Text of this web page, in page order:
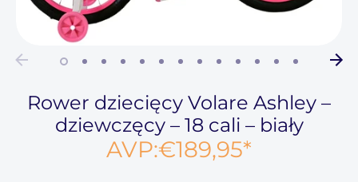
Rower dziecięcy Volare Ashley –
dziewczęcy – 18 cali – biały
AVP:€189,95*